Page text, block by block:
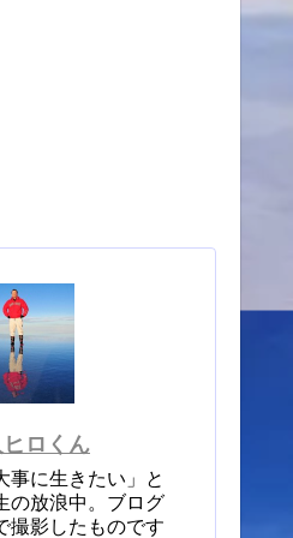
ロくん
事に生きたい」と
の放浪中。ブログ
撮影したものです